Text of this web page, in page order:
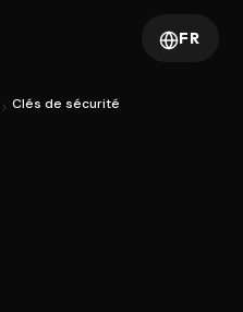
FR
Clés de sécurité